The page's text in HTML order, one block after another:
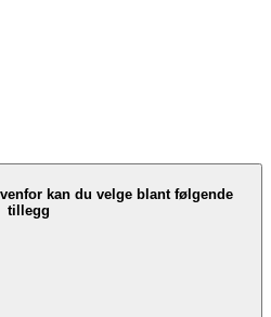
kan du velge blant følgende
tillegg